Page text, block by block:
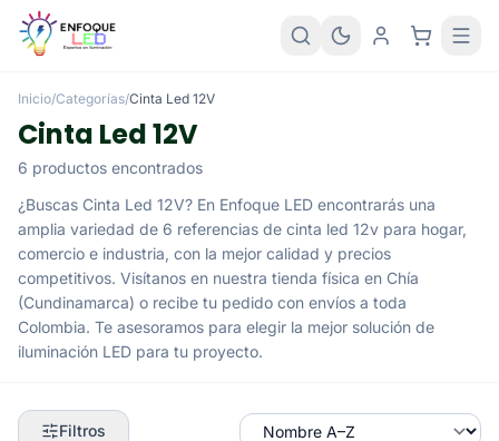
Inicio/Categorías/Cinta Led 12V
Cinta Led 12V
6 productos encontrados
¿Buscas Cinta Led 12V? En Enfoque LED encontrarás una
amplia variedad de 6 referencias de cinta led 12v para hogar,
comercio e industria, con la mejor calidad y precios
competitivos. Visítanos en nuestra tienda física en Chía
(Cundinamarca) o recibe tu pedido con envíos a toda
Colombia. Te asesoramos para elegir la mejor solución de
iluminación LED para tu proyecto.
Filtros